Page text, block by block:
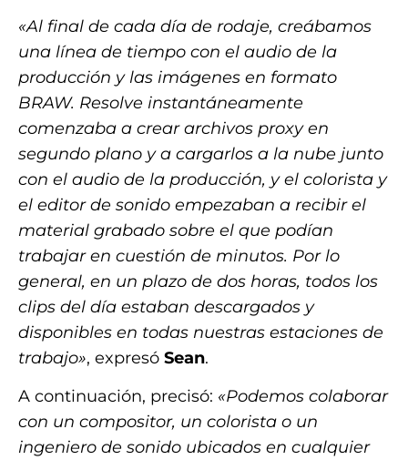
«Al final de cada día de rodaje, creábamos
una línea de tiempo con el audio de la
producción y las imágenes en formato
BRAW. Resolve instantáneamente
comenzaba a crear archivos proxy en
segundo plano y a cargarlos a la nube junto
con el audio de la producción, y el colorista y
el editor de sonido empezaban a recibir el
material grabado sobre el que podían
trabajar en cuestión de minutos. Por lo
general, en un plazo de dos horas, todos los
clips del día estaban descargados y
disponibles en todas nuestras estaciones de
trabajo», expresó Sean.
A continuación, precisó: «Podemos colaborar
con un compositor, un colorista o un
ingeniero de sonido ubicados en cualquier